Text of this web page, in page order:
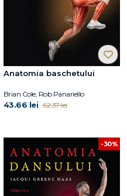
Anatomia baschetului
Brian Cole, Rob Panariello
43.66 lei 62.37 lei
-30%